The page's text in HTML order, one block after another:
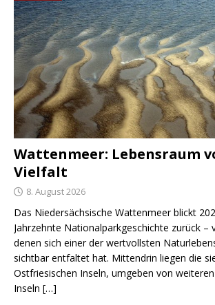
Wattenmeer: Lebensraum
Vielfalt
8. August 2026
Das Niedersächsische Wattenmeer blickt
Jahrzehnte Nationalparkgeschichte zurück –
denen sich einer der wertvollsten
sichtbar entfaltet hat. Mittendrin liegen die
Ostfriesischen Inseln, umgeben von
Inseln […]